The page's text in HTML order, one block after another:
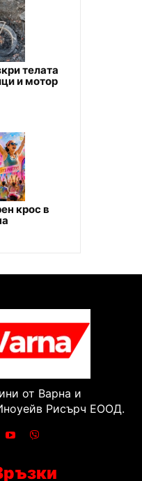
телата
и мотор
крос в
от Варна и
Рисърч ЕООД.